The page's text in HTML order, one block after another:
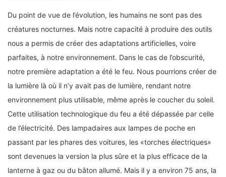
Du point de vue de l’évolution, les humains ne sont pas des
créatures nocturnes. Mais notre capacité à produire des outils
nous a permis de créer des adaptations artificielles, voire
parfaites, à notre environnement. Dans le cas de l’obscurité,
notre première adaptation a été le feu. Nous pourrions créer de
la lumière là où il n’y avait pas de lumière, rendant notre
environnement plus utilisable, même après le coucher du soleil.
Cette utilisation technologique du feu a été dépassée par celle
de l’électricité. Des lampadaires aux lampes de poche en
passant par les phares des voitures, les «torches électriques»
sont devenues la version la plus sûre et la plus efficace de la
lanterne à gaz ou du bâton allumé. Mais il y a environ 75 ans, la